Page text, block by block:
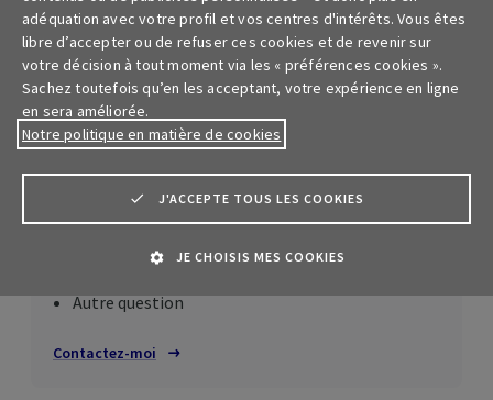
meilleurs délais.
Posez votre question
Nous sommes là pour vous aider, quel que soit
l’objet de votre question :
Simulation de prix et nouveau contrat
Déclaration de sinistre
Autre question
Contactez-moi
adéquation avec votre profil et vos centres d'intérêts. Vous êtes
libre d’accepter ou de refuser ces cookies et de revenir sur
votre décision à tout moment via les « préférences cookies ».
Sachez toutefois qu’en les acceptant, votre expérience en ligne
en sera améliorée.
Notre politique en matière de cookies
J'ACCEPTE TOUS LES COOKIES
JE CHOISIS MES COOKIES